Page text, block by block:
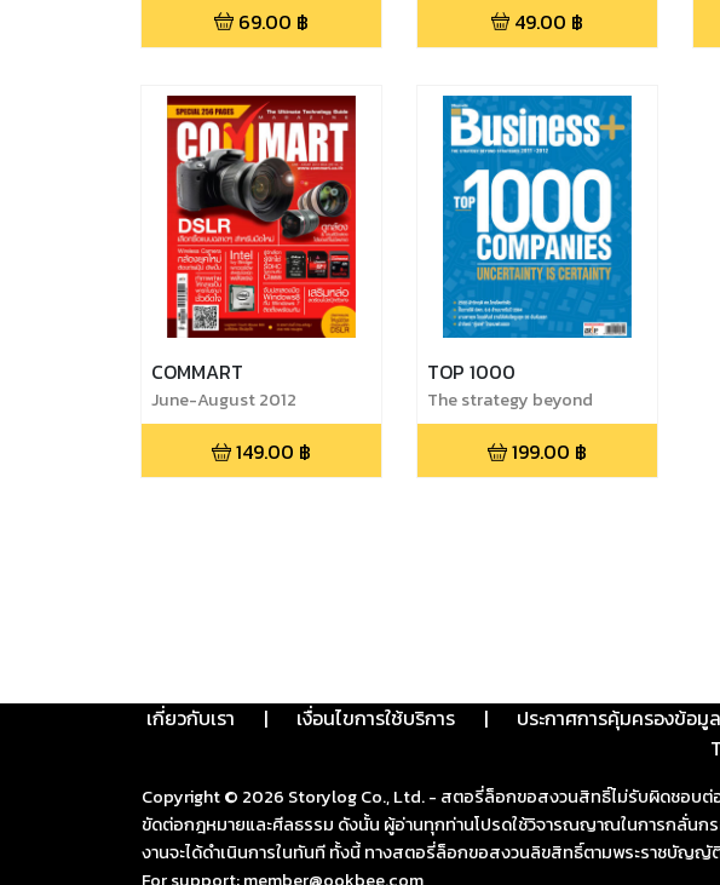
69.00 ฿ 49.00 ฿
COMMART
June-August 2012
149.00 ฿
TOP 1000
The strategy beyond
strategies
199.00 ฿
เกี่ยวกับเรา | เงื่อนไขการใช้บริการ | ประกาศการคุ้มครองข้อมู
Copyright © 2026 Storylog Co., Ltd. - สตอรี่ล็อกขอสงวนสิทธิ์ไม่รับผิดชอบต่
ขัดต่อกฎหมายและศีลธรรม ดังนั้น ผู้อ่านทุกท่านโปรดใช้วิจารณญาณในการกลั่นก
งานจะได้ดำเนินการในทันที ทั้งนี้ ทางสตอรี่ล็อกขอสงวนลิขสิทธิ์ตามพระราชบัญ